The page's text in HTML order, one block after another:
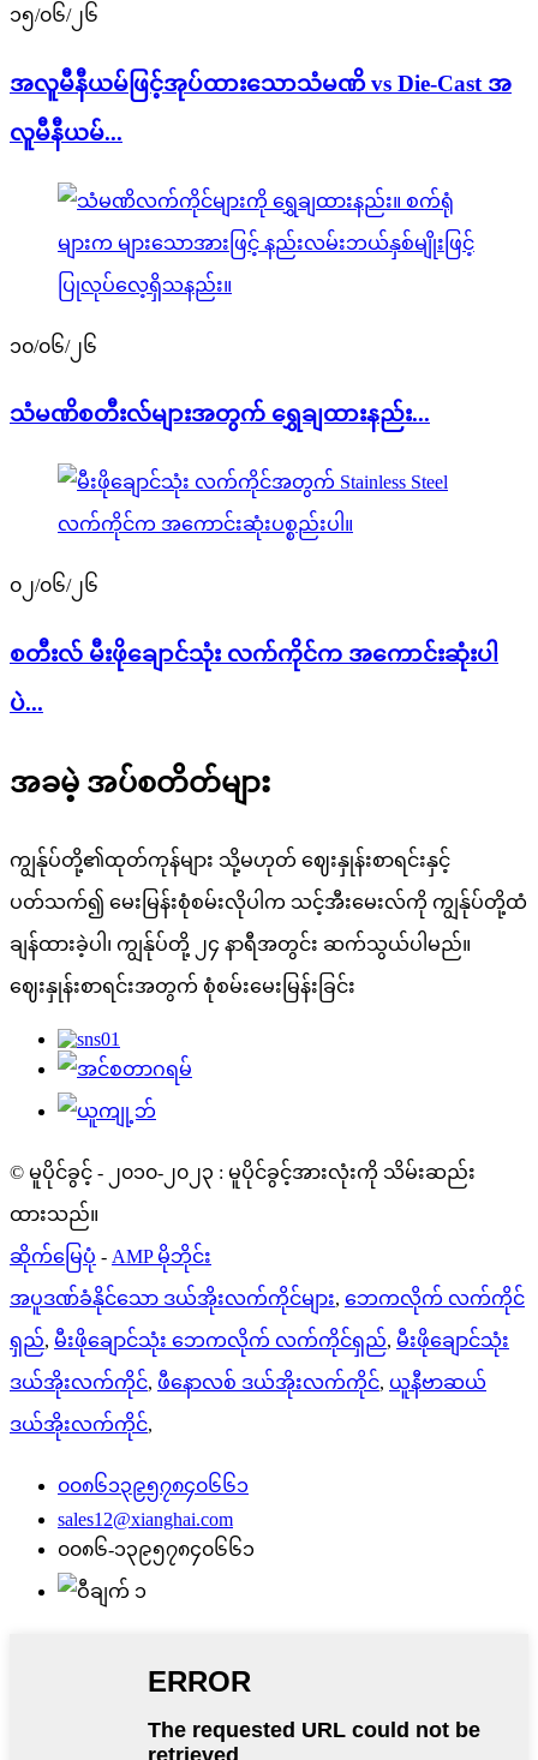
၁၅/၀၆/၂၆
အလူမီနီယမ်ဖြင့်အုပ်ထားသောသံမဏိ vs Die-Cast အ
လူမီနီယမ်...
၁၀/၀၆/၂၆
သံမဏိစတီးလ်များအတွက် ရွှေချထားနည်း...
၀၂/၀၆/၂၆
စတီးလ် မီးဖိုချောင်သုံး လက်ကိုင်က အကောင်းဆုံးပါ
ပဲ...
အခမဲ့ အပ်စတိတ်များ
ကျွန်ုပ်တို့၏ထုတ်ကုန်များ သို့မဟုတ် ဈေးနှုန်းစာရင်းနှင့်
ပတ်သက်၍ မေးမြန်းစုံစမ်းလိုပါက သင့်အီးမေးလ်ကို ကျွန်ုပ်တို့ထံ
ချန်ထားခဲ့ပါ၊ ကျွန်ုပ်တို့ ၂၄ နာရီအတွင်း ဆက်သွယ်ပါမည်။
ဈေးနှုန်းစာရင်းအတွက် စုံစမ်းမေးမြန်းခြင်း
© မူပိုင်ခွင့် - ၂၀၁၀-၂၀၂၃ : မူပိုင်ခွင့်အားလုံးကို သိမ်းဆည်း
ထားသည်။
ဆိုက်မြေပုံ - AMP မိုဘိုင်း
အပူဒဏ်ခံနိုင်သော ဒယ်အိုးလက်ကိုင်များ, ဘေကလိုက် လက်ကိုင်
ရှည်, မီးဖိုချောင်သုံး ဘေကလိုက် လက်ကိုင်ရှည်, မီးဖိုချောင်သုံး
ဒယ်အိုးလက်ကိုင်, ဖီနောလစ် ဒယ်အိုးလက်ကိုင်, ယူနီဗာဆယ်
ဒယ်အိုးလက်ကိုင်,
၀၀၈၆၁၃၉၅၇၈၄၀၆၆၁
sales12@xianghai.com
၀၀၈၆-၁၃၉၅၇၈၄၀၆၆၁